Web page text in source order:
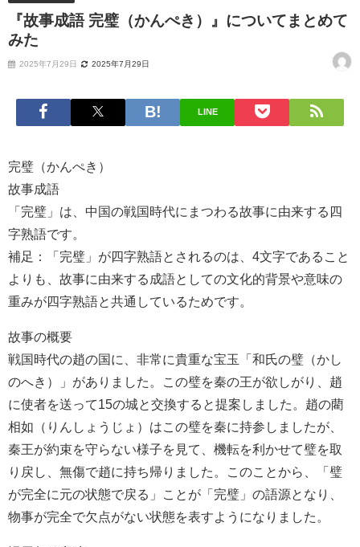
『故事成語 完璧（かんぺき）』についてまとめて
みた
2025年7月29日 2025年7月29日
LINE
完璧（かんぺき）
故事成語
「完璧」は、中国の戦国時代にまつわる故事に由来する四
字熟語です。
補足：「完璧」が四字熟語とされるのは、4文字であること
よりも、故事に由来する成語としての文化的背景や意味の
重みが四字熟語と共通しているためです。
故事の概要
戦国時代の趙の国に、非常に貴重な宝玉「和氏の璧（かし
のへき）」がありました。この璧を秦の王が欲しがり、趙
に使者を送って15の城と交換すると提案しました。趙の藺
相如（りんしょうじょ）はこの璧を秦に持参しましたが、
秦王が約束を守らない様子を見て、機転を利かせて璧を取
り戻し、無傷で趙に持ち帰りました。このことから、「璧
が完全に元の状態で戻る」ことが「完璧」の語源となり、
物事が完全で欠点がない状態を表すようになりました。